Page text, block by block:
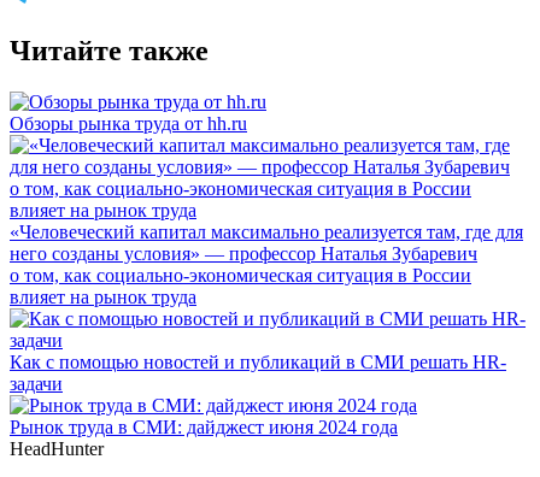
Читайте также
Обзоры рынка труда от hh.ru
«Человеческий капитал максимально реализуется там, где для
него созданы условия» — профессор Наталья Зубаревич
о том, как социально-экономическая ситуация в России
влияет на рынок труда
Как с помощью новостей и публикаций в СМИ решать HR-
задачи
Рынок труда в СМИ: дайджест июня 2024 года
HeadHunter